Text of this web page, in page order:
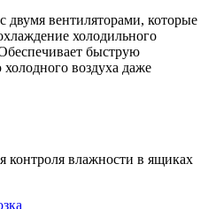
вентиляторами, которые
холодильного
быструю
воздуха даже
контроля влажности в ящиках